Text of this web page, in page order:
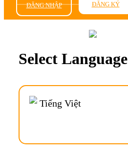
ĐĂNG NHẬP ĐĂNG KÝ
Select Language
Tiếng Việt